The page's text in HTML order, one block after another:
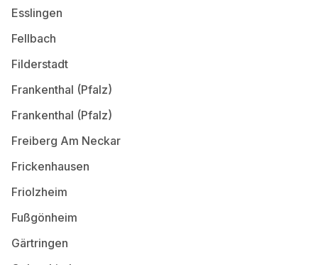
Esslingen
Fellbach
Filderstadt
Frankenthal (Pfalz)
Frankenthal (Pfalz)
Freiberg Am Neckar
Frickenhausen
Friolzheim
Fußgönheim
Gärtringen